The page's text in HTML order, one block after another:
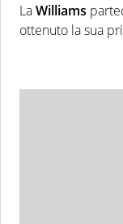
LaWilliams
ottenuto la sua